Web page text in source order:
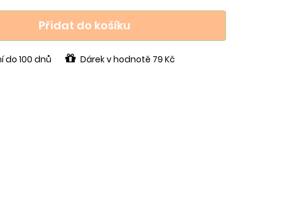
Přidat do košíku
do 100 dnů Dárek v hodnotě 79 Kč